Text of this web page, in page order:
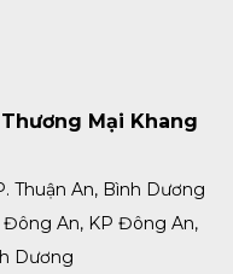
Mại Khang
Thuận An, Bình Dương
Đông An, KP Đông An,
Dương